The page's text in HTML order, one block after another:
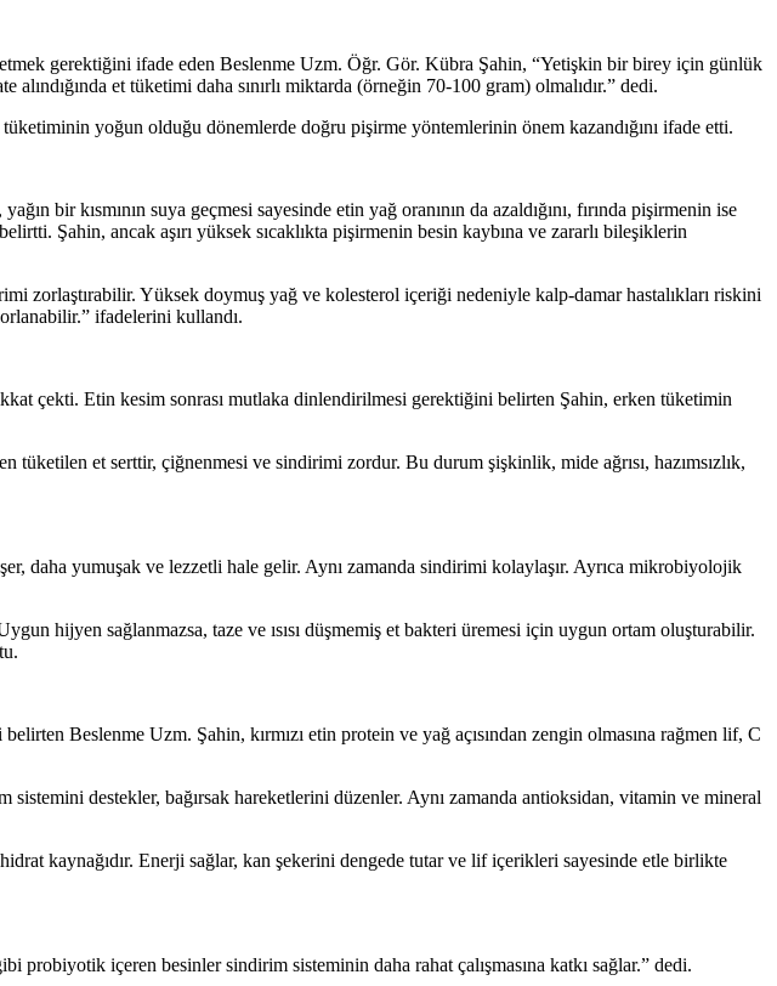
gerektiğini ifade eden Beslenme Uzm. Öğr. Gör. Kübra Şahin, “Yetişkin bir birey için günlük
et tüketimi daha sınırlı miktarda (örneğin 70-100 gram) olmalıdır.” dedi.
yoğun olduğu dönemlerde doğru pişirme yöntemlerinin önem kazandığını ifade etti.
bir kısmının suya geçmesi sayesinde etin yağ oranının da azaldığını, fırında pişirmenin ise
Şahin, ancak aşırı yüksek sıcaklıkta pişirmenin besin kaybına ve zararlı bileşiklerin
zorlaştırabilir. Yüksek doymuş yağ ve kolesterol içeriği nedeniyle kalp-damar hastalıkları riskini
ifadelerini kullandı.
çekti. Etin kesim sonrası mutlaka dinlendirilmesi gerektiğini belirten Şahin, erken tüketimin
et serttir, çiğnenmesi ve sindirimi zordur. Bu durum şişkinlik, mide ağrısı, hazımsızlık,
daha yumuşak ve lezzetli hale gelir. Aynı zamanda sindirimi kolaylaşır. Ayrıca mikrobiyolojik
hijyen sağlanmazsa, taze ve ısısı düşmemiş et bakteri üremesi için uygun ortam oluşturabilir.
Beslenme Uzm. Şahin, kırmızı etin protein ve yağ açısından zengin olmasına rağmen lif, C
destekler, bağırsak hareketlerini düzenler. Aynı zamanda antioksidan, vitamin ve mineral
kaynağıdır. Enerji sağlar, kan şekerini dengede tutar ve lif içerikleri sayesinde etle birlikte
içeren besinler sindirim sisteminin daha rahat çalışmasına katkı sağlar.” dedi.